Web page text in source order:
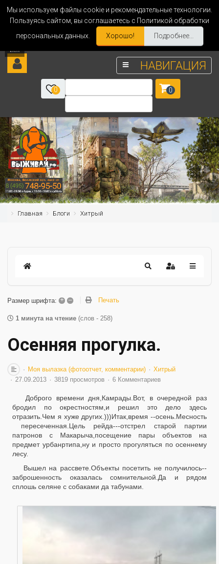
Мы используем файлы cookie и рекомендательные технологии.
Пользуясь сайтом, вы соглашаетесь с Политикой обработки
персональных данных.
Хорошо! Подробнее...
НАВИГАЦИЯ
0 0
Главная Блоги Хитрый
Размер шрифта: + – Печать
1 минута на чтение (слов - 258)
Осенняя прогулка.
Моя вылазка (фотоотчет, комментарии)
Хитрый
27.09.2013
3819 просмотров 6 Комментариев
Доброго времени дня,Камрады.Вот, в очередной раз
бродил по окрестностям,и решил это дело здесь
отразить.Чем я хуже других.)))Итак,время --осень.Месность
пересеченная.Цель рейда---отстрел старой партии
патронов с Макарыча,посещение пары объектов на
предмет урбанртипа,ну и просто прогуляться по осеннему
лесу.
Вышел на рассвете.Объекты посетить не получилось--
заброшенность оказалась сомнительной.Да и рядом
сплошь селяне с собаками да табунами.